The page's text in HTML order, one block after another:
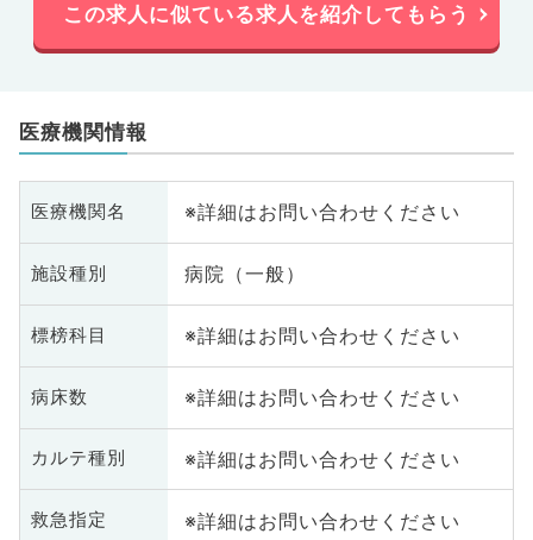
この求人に似ている求人を紹介してもらう
医療機関情報
医療機関名 ※詳細はお問い合わせください
施設種別 病院（一般）
標榜科目 ※詳細はお問い合わせください
病床数 ※詳細はお問い合わせください
カルテ種別 ※詳細はお問い合わせください
救急指定 ※詳細はお問い合わせください